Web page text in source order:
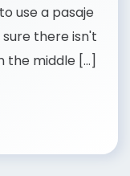
use a pasaje
sure there isn't
the middle [...]